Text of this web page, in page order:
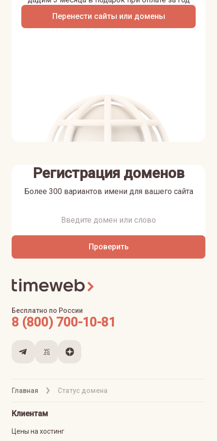
Перенести сайты или домены
Регистрация доменов
Более 300 вариантов имени для вашего сайта
Проверить
Главная Статус домена
Бесплатно по России
8 (800) 700-10-81
Клиентам
Цены на хостинг